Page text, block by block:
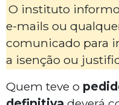
O instituto
e-mails ou
comunicado para
a isenção ou
Quem teve o